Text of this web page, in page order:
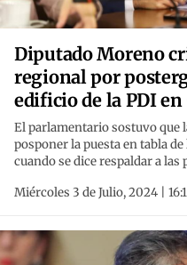
Diputado Moreno
regional por
edificio de la PDI
El parlamentario sostuvo que
posponer la puesta en tabla
cuando se dice respaldar a las
Miércoles 3 de Julio, 2024 |